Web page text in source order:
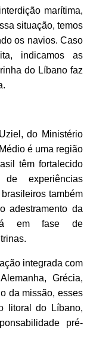
marítima,
situação, temos
os navios. Caso
indicamos as
do Líbano faz
do Ministério
é uma região
têm fortalecido
experiências
também
adestramento da
em fase de
integrada com
Grécia,
da missão, esses
litoral do Líbano,
pré-